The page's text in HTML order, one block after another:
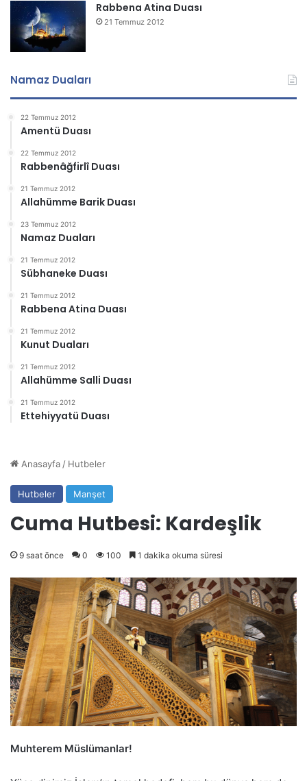
Rabbena Atina Duası
21 Temmuz 2012
Namaz Duaları
22 Temmuz 2012
Amentü Duası
22 Temmuz 2012
Rabbenâğfirlî Duası
21 Temmuz 2012
Allahümme Barik Duası
23 Temmuz 2012
Namaz Duaları
21 Temmuz 2012
Sübhaneke Duası
21 Temmuz 2012
Rabbena Atina Duası
21 Temmuz 2012
Kunut Duaları
21 Temmuz 2012
Allahümme Salli Duası
21 Temmuz 2012
Ettehiyyatü Duası